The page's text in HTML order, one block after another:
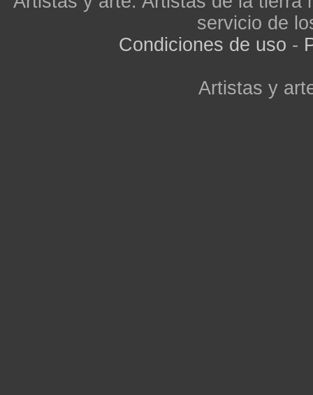
servicio de
Condiciones de uso -
Artistas y